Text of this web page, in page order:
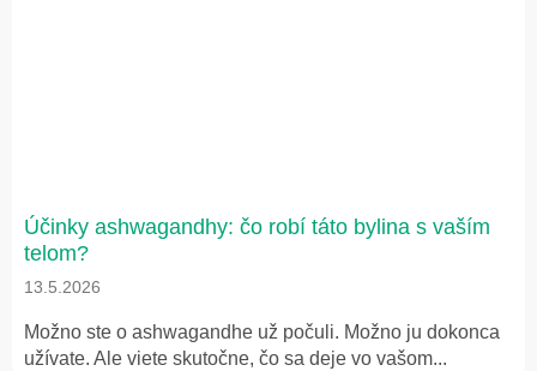
Účinky ashwagandhy: čo robí táto bylina s vaším
telom?
13.5.2026
Možno ste o ashwagandhe už počuli. Možno ju dokonca
užívate. Ale viete skutočne, čo sa deje vo vašom...